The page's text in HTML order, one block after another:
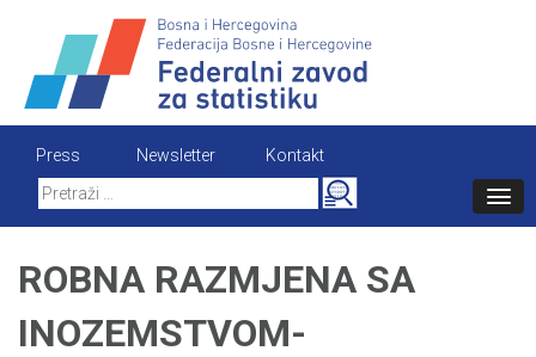
content
Press Newsletter
Kontakt
Search
for:
ROBNA RAZMJENA SA
INOZEMSTVOM-